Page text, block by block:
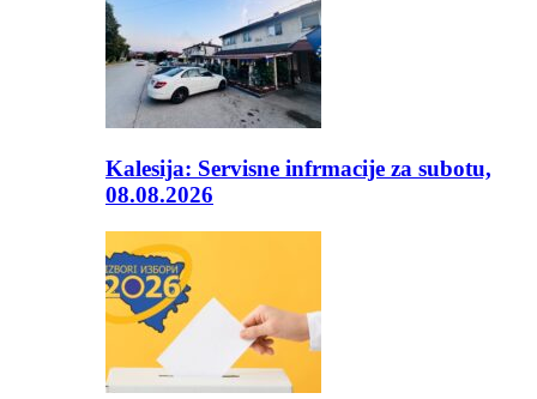
Kalesija: Servisne infrmacije za subotu,
08.08.2026